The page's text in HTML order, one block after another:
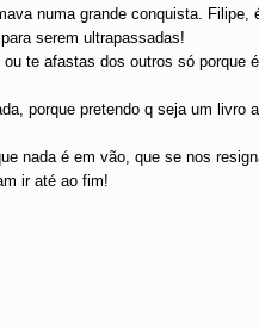
numa grande conquista. Filipe,
serem ultrapassadas!
te afastas dos outros só porque
porque pretendo q seja um livro
nada é em vão, que se nos
ir até ao fim!